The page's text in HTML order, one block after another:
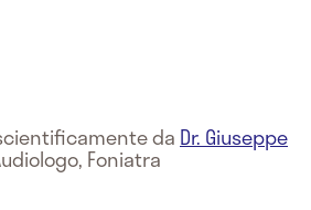
da Dr. Giuseppe
Foniatra